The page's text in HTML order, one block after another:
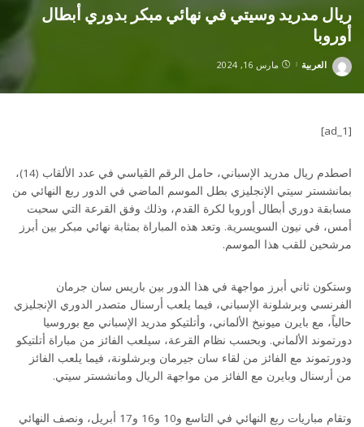
ريال مدريد وسيتي في نهائي مبكر بدوري أبطال
أوروبا
Posted
العربية مارس 16, 2024
[ad_1]
اصطدم ريال مدريد الإسباني، حامل الرقم القياسي في عدد الألقاب (14)،
بمانشستر سيتي الإنجليزي بطل الموسم الماضي في الدور ربع النهائي من
مسابقة دوري أبطال أوروبا لكرة القدم، وذلك وفق القرعة التي سحبت
أمس، في نيون السويسرية. وتعد هذه المباراة بمثابة نهائي مبكر بين أبرز
مرشحين للقب هذا الموسم.
وستكون ثاني أبرز مواجهة في هذا الدور بين باريس سان جرمان
الفرنسي وبرشلونة الإسباني، فيما يلعب أرسنال متصدر الدوري الإنجليزي
حالياً، مع بايرن ميونيخ الألماني، وأتلتيكو مدريد الإسباني مع بوروسيا
دورتموند الألماني. وبحسب نظام القرعة، سيلعب الفائز من مباراة أتلتيكو
ودورتموند مع الفائز من لقاء سان جيرمان وبرشلونة، فيما يلعب الفائز
من أرسنال وبايرن مع الفائز من مواجهة الريال ومانشستر سيتي.
وتقام مباريات ربع النهائي في التاسع و10 و16 و17 أبريل، ونصف النهائي